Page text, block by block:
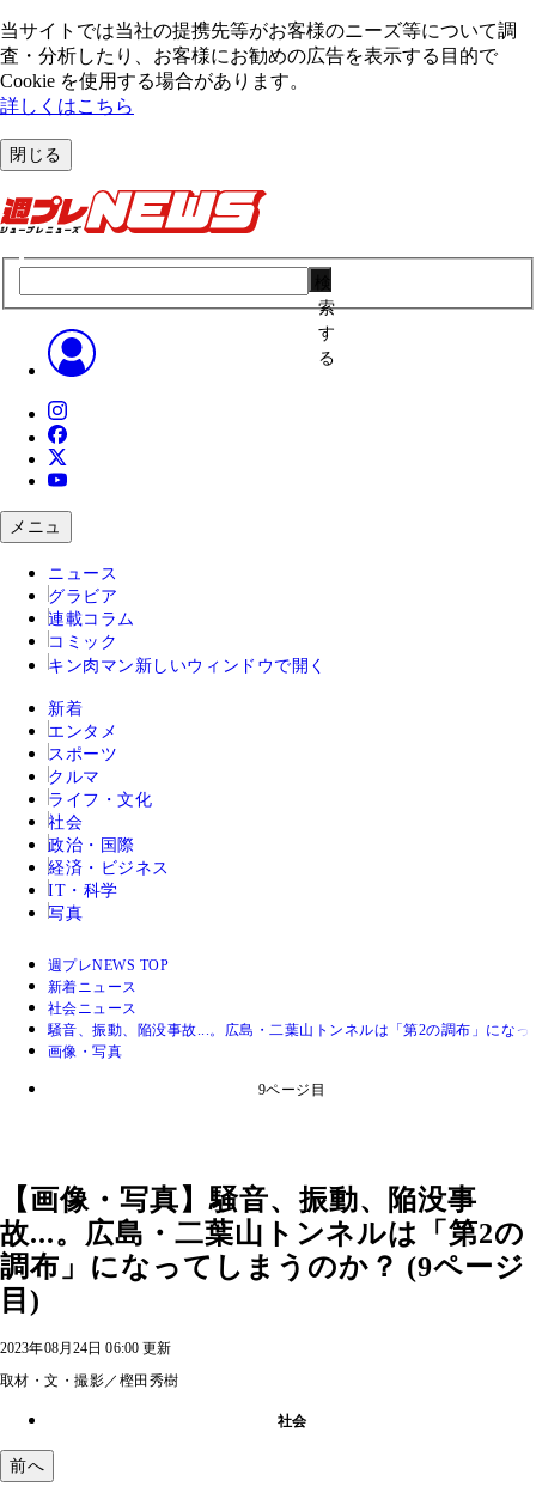
当サイトでは当社の提携先等がお客様のニーズ等について調
査・分析したり、お客様にお勧めの広告を表⽰する⽬的で
Cookie を使⽤する場合があります。
詳しくはこちら
閉じる
索
す
る
メニュ
ニュース
グラビア
連載コラム
コミック
キン肉マン 新しいウィンドウで開く
新着
エンタメ
スポーツ
クルマ
ライフ・文化
社会
政治・国際
経済・ビジネス
IT・科学
写真
週プレNEWS TOP
新着ニュース
社会ニュース
騒音、振動、陥没事故...。広島・二葉山トンネルは「第2の調布」になっ
画像・写真
9ページ目
【画像・写真】騒音、振動、陥没事
故...。広島・二葉山トンネルは「第2の
調布」になってしまうのか？ (9ページ
目)
2023年08月24日 06:00 更新
取材・文・撮影／樫田秀樹
社会
前へ